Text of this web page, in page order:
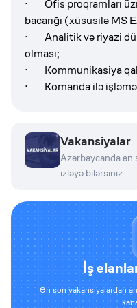
· Ofis proqramları
bacarığı (xüsusilə MS
· Analitik və riyazi
olması;
· Kommunikasiya
· Komanda ilə işləmək
Vakansiyalar
Azərbaycanda ən
izləyə bilərsiniz.
İş
Ən son vakansiyalardan